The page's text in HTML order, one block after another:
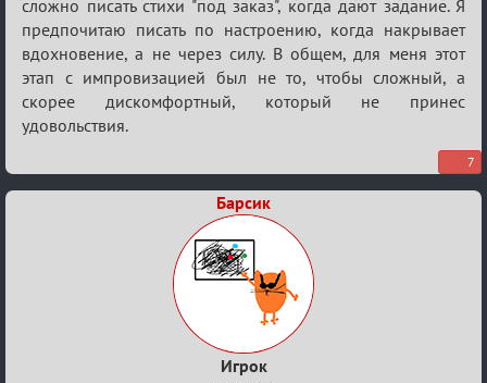
МАФИИ
(обсуждение)
сложно писать стихи "под заказ", когда дают задание. Я
предпочитаю писать по настроению, когда накрывает
вдохновение, а не через силу. В общем, для меня этот
этап с импровизацией был не то, чтобы сложный, а
скорее дискомфортный, который не принес
удовольствия.
7
Барсик
Игрок